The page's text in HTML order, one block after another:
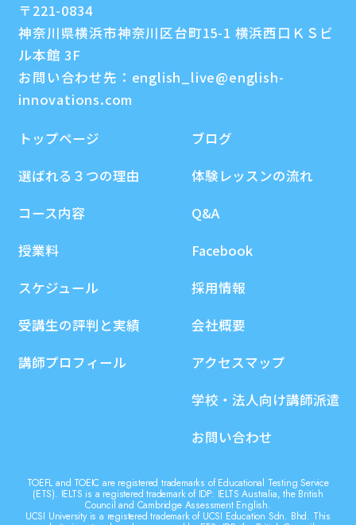
〒221-0834
神奈川県横浜市神奈川区台町15-1 横浜西口ＫＳビ
ル本館 3F
お問い合わせ先： english_live@english-
innovations.com
トップページ
選ばれる３つの理由
コース内容
授業料
スケジュール
受講生の評判と実績
講師プロフィール
ブログ
体験レッスンの流れ
Q&A
Facebook
採用情報
会社概要
アクセスマップ
学校・法人向け講師派遣
お問い合わせ
TOEFL and TOEIC are registered trademarks of Educational Testing Service
(ETS). IELTS is a registered trademark of IDP: IELTS Australia, the British
Council and Cambridge Assessment English.
UCSI University is a registered trademark of UCSI Education Sdn. Bhd. This